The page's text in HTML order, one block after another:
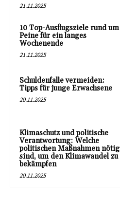
21.11.2025
10 Top-Ausflugsziele rund um
Peine für ein langes
Wochenende
21.11.2025
Schuldenfalle vermeiden:
Tipps für junge Erwachsene
20.11.2025
Klimaschutz und politische
Verantwortung: Welche
politischen Maßnahmen nötig
sind, um den Klimawandel zu
bekämpfen
20.11.2025